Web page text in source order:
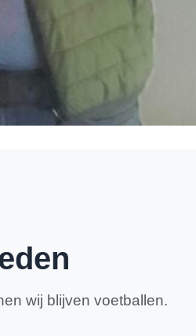
wij blijven voetballen.